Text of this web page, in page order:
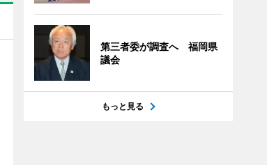
第三者委が調査へ 福岡県
議会
もっと見る